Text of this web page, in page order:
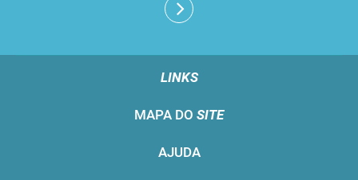
LINKS
MAPA DO SITE
AJUDA